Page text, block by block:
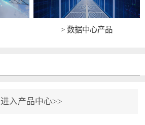
> 数据中心产品
进入产品中心>>